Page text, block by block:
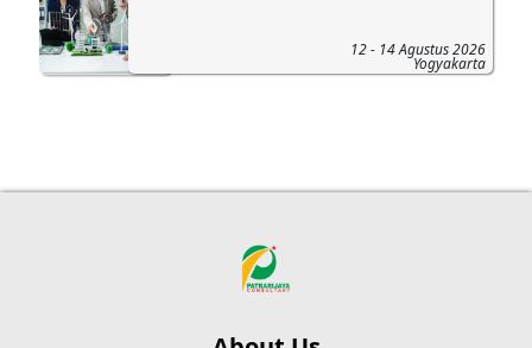
12 - 14 Agustus 2026
Yogyakarta